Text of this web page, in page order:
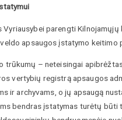
parengti
apsaugos įstatymo keitimo
– neteisingai
vertybių registrą apsaugos
ir archyvams, o jų apsaugą
bendras įstatymas turėtų būti